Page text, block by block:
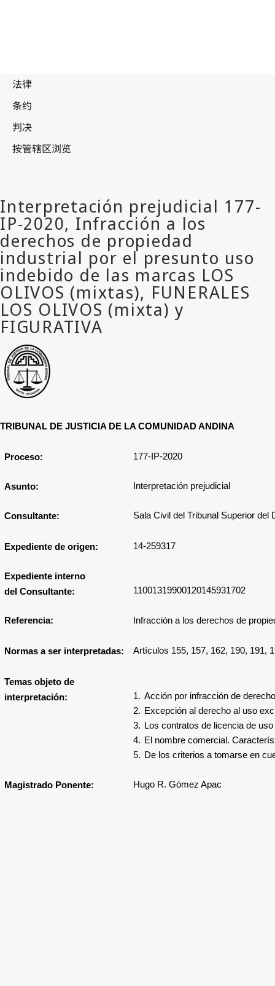
TRIBUNAL DE JUSTICIA DE LA COMUNIDAD ANDINA
Proceso: 177-IP-2020
Asunto: Interpretación prejudicial
Consultante: Sala Civil del Tribunal Superior
Expediente de origen: 14-259317
Expediente interno
del Consultante:
11001319900120145931702
Referencia: Infracción a los derechos de
Normas a ser interpretadas: Artículos 155, 157, 162, 190, 191,
Temas objeto de
interpretación:
1. Acción por infracción de
2. Excepción al derecho al uso
3.
Los contratos de licencia de
4. El nombre comercial.
5. De los criterios a tomarse en
Magistrado Ponente: Hugo R. Gómez Apac